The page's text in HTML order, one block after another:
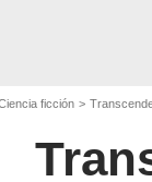
ficción